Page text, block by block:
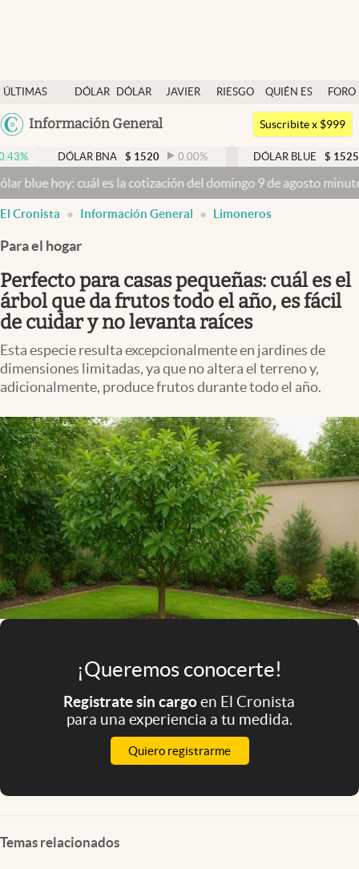
ÚLTIMAS
NOTICIAS
DÓLAR
DÓLAR
JAVIER
RIESGO
QUIÉN ES
QUIÉN
FORO
Argentina
México
Información General
Dólar
Members
Economía y Política
Finanzas y Mercados
Mercados Online
Negocios
Columnistas
Otras secciones
Infotechnology
Clima
Mundial 2026
Eventos Corporativos
El Cronista Studio
Mediakit
abre en nueva pestaña
Argentina
Suscribite x $999
DÓLAR BNA $ 1520 0.00% DÓLAR BLUE $ 1525 -0.33%
cuál es la cotización del domingo 9 de agosto minuto a minuto
El Cronista Información General Limoneros
Para el hogar
Perfecto para casas pequeñas: cuál es el
árbol que da frutos todo el año, es fácil
de cuidar y no levanta raíces
Esta especie resulta excepcionalmente en jardines de
dimensiones limitadas, ya que no altera el terreno y,
adicionalmente, produce frutos durante todo el año.
¡Queremos conocerte!
Registrate sin cargoen El Cronista
para una experiencia a tu medida.
Quiero registrarme
Temas relacionados